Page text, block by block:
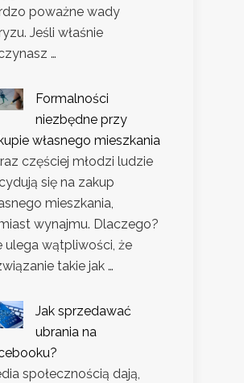
poważne wady
Jeśli właśnie
…
Formalności
niezbędne przy
własnego mieszkania
częściej młodzi ludzie
się na zakup
mieszkania,
wynajmu. Dlaczego?
ulega wątpliwości, że
takie jak …
Jak sprzedawać
ubrania na
społecznością dają,